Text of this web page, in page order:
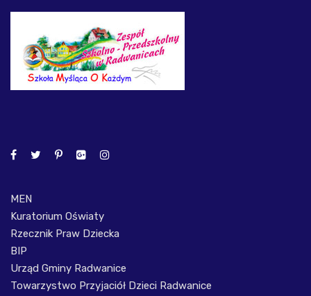
MEN
Kuratorium Oświaty
Rzecznik Praw Dziecka
BIP
Urząd Gminy Radwanice
Towarzystwo Przyjaciół Dzieci Radwanice